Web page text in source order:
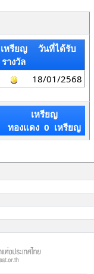
เหรียญ
รางวัล
วันที่ได้รับ
18/01/2568
เหรียญ
ทองแดง 0 เหรียญ